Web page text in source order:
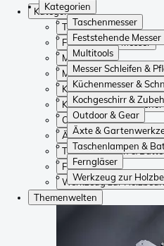
Kategorien
Taschenmesser
Feststehende Messer
Multitools
Messer Schleifen &
Küchenmesser &
Kochgeschirr &
Outdoor & Gear
Äxte &
Taschenlampen &
Ferngläser
Werkzeug zur
Kategorien
Taschenmesser
Feststehende Messer
Multitools
Messer Schleifen &
Küchenmesser &
Kochgeschirr & Zubehör
Outdoor & Gear
Äxte &
Taschenlampen &
Ferngläser
Werkzeug zur
Themenwelten